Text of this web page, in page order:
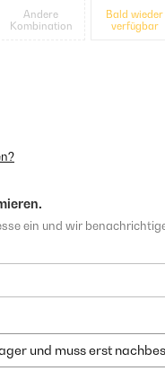
Andere
Kombination
Bald wieder
verfügbar
ein und wir
und muss erst